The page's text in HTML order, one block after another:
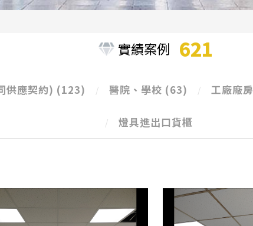
實績案例 621
供應契約) (123) 醫院、學校 (63) 工廠廠房
燈具進出口貨櫃